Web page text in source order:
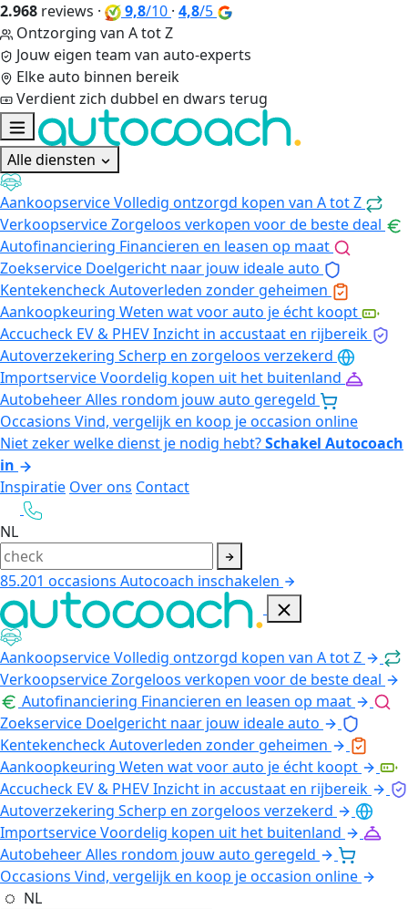
2.968 reviews · 9,8/10 · 4,8/5
Ontzorging van A tot Z
Jouw eigen team van auto-experts
Elke auto binnen bereik
Verdient zich dubbel en dwars terug
Alle diensten
AankoopserviceVolledig ontzorgd kopen van A tot Z
VerkoopserviceZorgeloos verkopen voor de beste deal
Autofinanciering Financieren en leasen op maat
Zoekservice Doelgericht naar jouw ideale auto
KentekencheckAutoverleden zonder geheimen
Aankoopkeuring Weten wat voor auto je écht koopt
Accucheck EV & PHEVInzicht in accustaat en rijbereik
Autoverzekering Scherp en zorgeloos verzekerd
ImportserviceVoordelig kopen uit het buitenland
AutobeheerAlles rondom jouw auto geregeld
Occasions Vind, vergelijk en koop je occasion online
Niet zeker welke dienst je nodig hebt?Schakel Autocoach
in
Inspiratie Over ons Contact
NL
85.201 occasions Autocoach inschakelen
AankoopserviceVolledig ontzorgd kopen van A tot Z
VerkoopserviceZorgeloos verkopen voor de beste deal
Autofinanciering Financieren en leasen op maat
Zoekservice Doelgericht naar jouw ideale auto
KentekencheckAutoverleden zonder geheimen
Aankoopkeuring Weten wat voor auto je écht koopt
Accucheck EV & PHEVInzicht in accustaat en rijbereik
Autoverzekering Scherp en zorgeloos verzekerd
ImportserviceVoordelig kopen uit het buitenland
AutobeheerAlles rondom jouw auto geregeld
Occasions Vind, vergelijk en koop je occasion online
NL